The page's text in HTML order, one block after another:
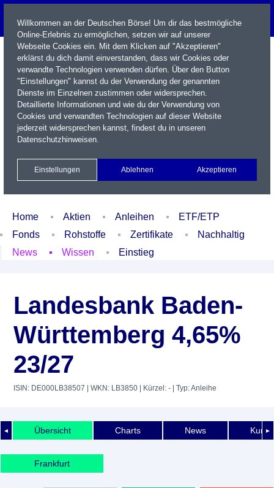
Name / WKN / ISIN / Kürzel
Xetra Realtime
Watchlist Portfolio Login
Home Aktien Anleihen
ETF/ETP
Fonds
Rohstoffe Zertifikate
Nachhaltig
News
Wissen Einstieg
Landesbank Baden-
Württemberg 4,65%
23/27
ISIN: DE000LB38507 | WKN: LB3850 | Kürzel: - | Typ: Anleihe
◄ ►
Übersicht Charts News
Frankfurt
Willkommen an der Deutschen Börse! Um dir das bestmögliche
Online-Erlebnis zu ermöglichen, setzen wir auf unserer
Webseite Cookies ein. Mit dem Klicken auf "Akzeptieren"
erklärst du dich damit einverstanden, dass wir Cookies oder
verwandte Technologien verwenden dürfen. Über den Button
"Einstellungen" kannst du der Verwendung der genannten
Dienste im Einzelnen zustimmen oder widersprechen.
Detaillierte Informationen und wie du der Verwendung von
Cookies und verwandten Technologien auf dieser Website
jederzeit widersprechen kannst, findest du in unseren
Datenschutzhinweisen.
Einstellungen Ablehnen Akzeptieren